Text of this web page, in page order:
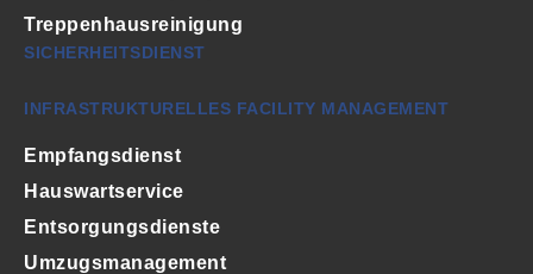
Treppenhausreinigung
SICHERHEITSDIENST
INFRASTRUKTURELLES FACILITY MANAGEMENT
Empfangsdienst
Hauswartservice
Entsorgungsdienste
Umzugsmanagement